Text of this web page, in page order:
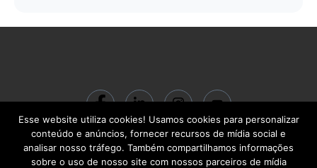
© 2024 ACADEMIA BC Gestão do Conhecimento LTDA | CNPJ:
22.713.710/0001-00 | R. Santa Quitéria, 541 – Carlos Prates | Belo Horizonte
– MG | CEP 30710-460
Esse website utiliza cookies! Usamos cookies para personalizar
conteúdo e anúncios, fornecer recursos de mídia social e
analisar nosso tráfego. Também compartilhamos informações
sobre o uso de nosso site com nossos parceiros de mídia